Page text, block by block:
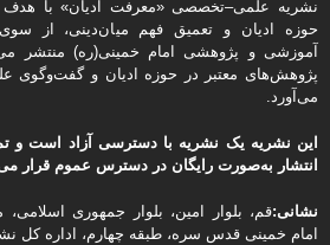
نشریه علمی–تخصصی «معرفت ادیان» با
حوزه ادیان و تعمیق فهم میان‌دینی، از
آموزشی و پژوهشی امام خمینی(ره) منتشر
پژوهش‌های معتبر در حوزه ادیان و گفت‌وگوی
می‌آورد.
این نشریه یک نشریه با دسترسی آزاد است و
انتشار به‌صورت رایگان در دسترس عموم قرار
نشانی:قم، بلوار امین، بلوار جمهوری
امام خمینی قدس سره، طبقه چهارم، اداره كل